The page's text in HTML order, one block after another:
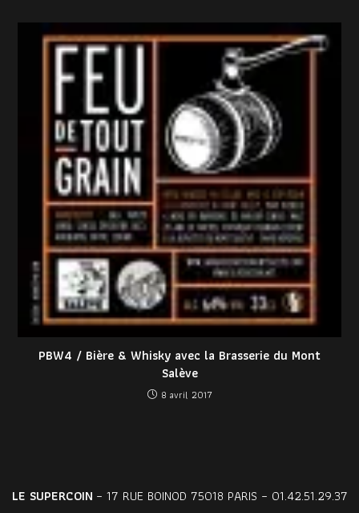
PBW4 / Bière & Whisky avec la Brasserie du Mont
Salève
8 avril 2017
LE SUPERCOIN – 17 RUE BOINOD 75018 PARIS – 01.42.51.29.37